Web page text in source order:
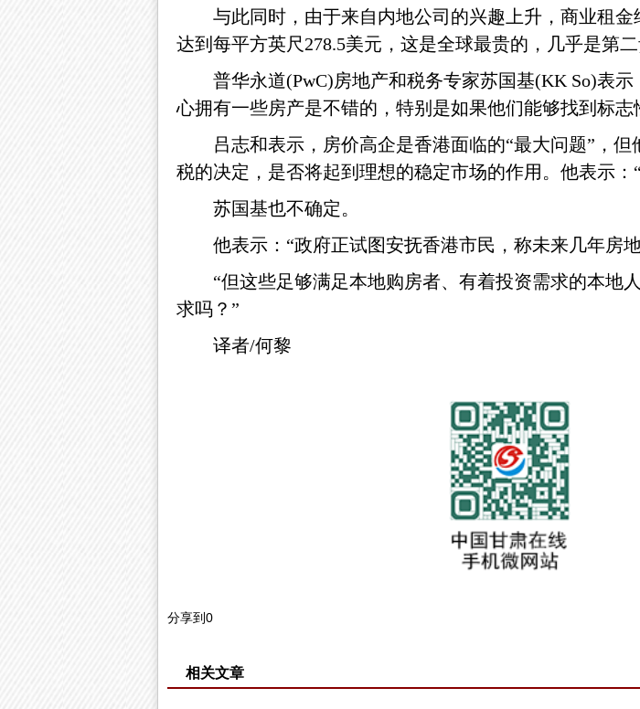
与此同时，由于来自内地公司的兴趣上升，商业租
达到每平方英尺278.5美元，这是全球最贵的，几乎是第
普华永道(PwC)房地产和税务专家苏国基(KK So)表
心拥有一些房产是不错的，特别是如果他们能够找到标
吕志和表示，房价高企是香港面临的“最大问题”，
税的决定，是否将起到理想的稳定市场的作用。他表示
苏国基也不确定。
他表示：“政府正试图安抚香港市民，称未来几年房
“但这些足够满足本地购房者、有着投资需求的本地
求吗？”
译者/何黎
分享到0
相关文章